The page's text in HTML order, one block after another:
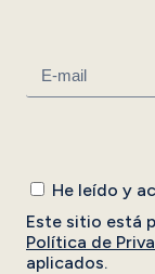
He leído y
Este sitio está
Política de
aplicados.